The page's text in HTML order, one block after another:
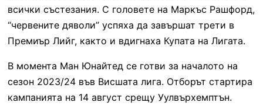
всички състезания. С головете на Маркъс Рашфорд,
“червените дяволи” успяха да завършат трети в
Премиър Лийг, както и вдигнаха Купата на Лигата.
В момента Ман Юнайтед се готви за началото на
сезон 2023/24 във Висшата лига. Отборът стартира
кампанията на 14 август срещу Уулвърхемптън.